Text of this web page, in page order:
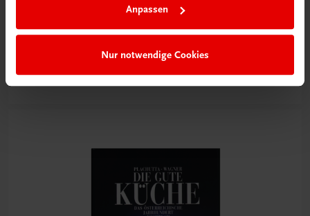
Anpassen
Nur notwendige Cookies
Newsletter abonnieren
& Versandkosten sparen